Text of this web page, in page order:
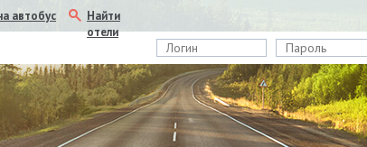
автобус
Найти
отели